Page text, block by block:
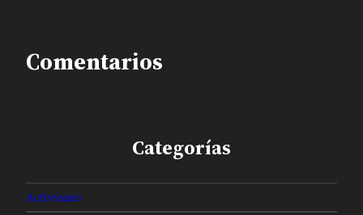
Comentarios
Categorías
Activismo